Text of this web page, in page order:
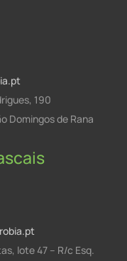
190
Domingos de Rana
lote 47 – R/c Esq.